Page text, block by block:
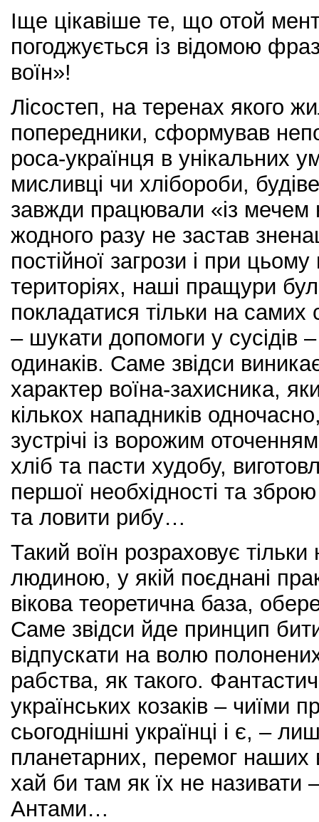
Іще цікавіше те, що отой
погоджується із відомою
воїн»!
Лісостеп, на теренах якого
попередники, сформував
роса-українця в унікальних
мисливці чи хлібороби,
завжди працювали «із мечем
жодного разу не застав
постійної загрози і при
територіях, наші пращури
покладатися тільки на
– шукати допомоги у сусідів
одинаків. Саме звідси
характер воїна-захисника,
кількох нападників
зустрічі із ворожим
хліб та пасти худобу,
першої необхідності та
та ловити рибу…
Такий воїн розраховує
людиною, у якій поєднані
вікова теоретична база,
Саме звідси йде принцип
відпускати на волю
рабства, як такого.
українських козаків – чиїми
сьогоднішні українці і є, –
планетарних, перемог наших
хай би там як їх не називати
Антами…